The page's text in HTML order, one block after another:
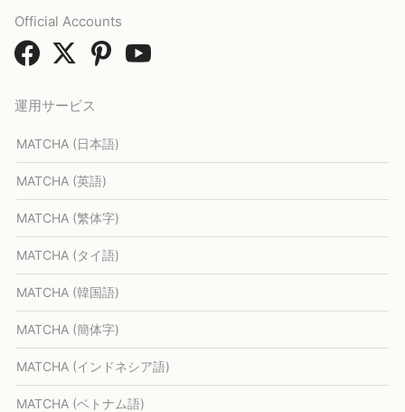
運用サービス
MATCHA (日本語)
MATCHA (英語)
MATCHA (繁体字)
MATCHA (タイ語)
MATCHA (韓国語)
MATCHA (簡体字)
MATCHA (インドネシア語)
MATCHA (ベトナム語)
Official Accounts